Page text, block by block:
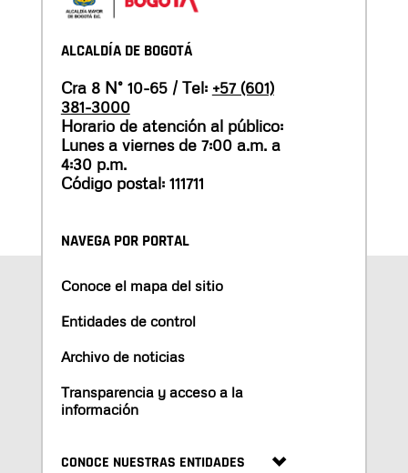
ALCALDÍA DE BOGOTÁ
Cra 8 N° 10-65 / Tel: +57 (601)
381-3000
Horario de atención al público:
Lunes a viernes de 7:00 a.m. a
4:30 p.m.
Código postal: 111711
NAVEGA POR PORTAL
Conoce el mapa del sitio
Entidades de control
Archivo de noticias
Transparencia y acceso a la
información
CONOCE NUESTRAS ENTIDADES